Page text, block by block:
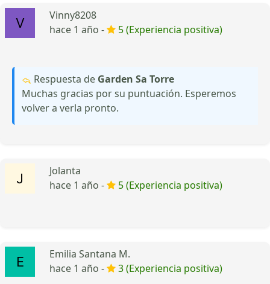
Vinny8208
hace 1 año -
5 (Experiencia positiva)
Respuesta de Garden Sa Torre
Muchas gracias por su puntuación. Esperemos
volver a verla pronto.
Jolanta
hace 1 año -
5 (Experiencia positiva)
Emilia Santana M.
hace 1 año -
3 (Experiencia positiva)